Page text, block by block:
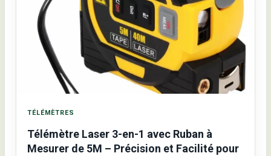
TÉLÉMÈTRES
Télémètre Laser 3-en-1 avec Ruban à
Mesurer de 5M – Précision et Facilité pour